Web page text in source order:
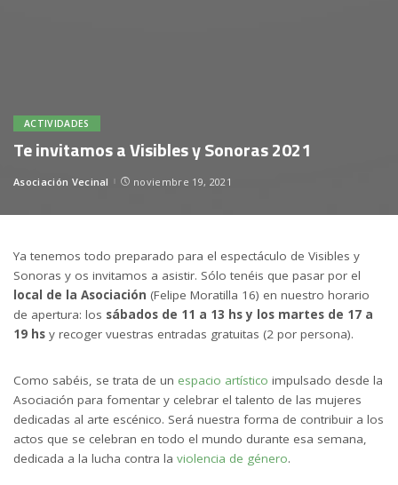
ACTIVIDADES
Te invitamos a Visibles y Sonoras 2021
Posted
Asociación Vecinal noviembre 19, 2021
Ya tenemos todo preparado para el espectáculo de Visibles y
Sonoras y os invitamos a asistir. Sólo tenéis que pasar por el
local de la Asociación (Felipe Moratilla 16) en nuestro horario
de apertura: los sábados de 11 a 13 hs y los martes de 17 a
19 hs y recoger vuestras entradas gratuitas (2 por persona).
Como sabéis, se trata de un espacio artístico impulsado desde la
Asociación para fomentar y celebrar el talento de las mujeres
dedicadas al arte escénico. Será nuestra forma de contribuir a los
actos que se celebran en todo el mundo durante esa semana,
dedicada a la lucha contra la violencia de género.